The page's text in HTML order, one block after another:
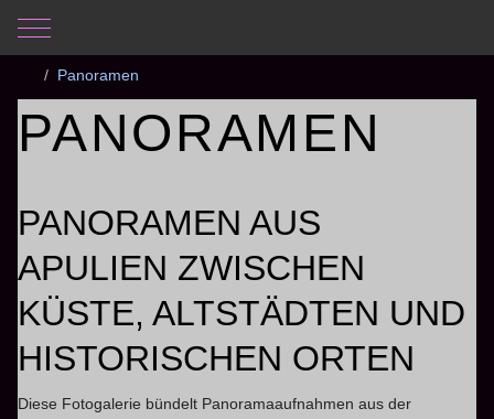
Mobile Menu Toggle
Aktuelle Seite:
Panoramen
PANORAMEN
PANORAMEN AUS
APULIEN ZWISCHEN
KÜSTE, ALTSTÄDTEN UND
HISTORISCHEN ORTEN
Diese Fotogalerie bündelt Panoramaaufnahmen aus der